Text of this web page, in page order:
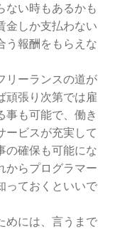
ない時もあるかも
金しか支払わない
う報酬をもらえな
リーランスの道が
頑張り次第では雇
事も可能で、働き
ービスが充実して
の確保も可能にな
からプログラマー
っておくといいで
めには、言うまで